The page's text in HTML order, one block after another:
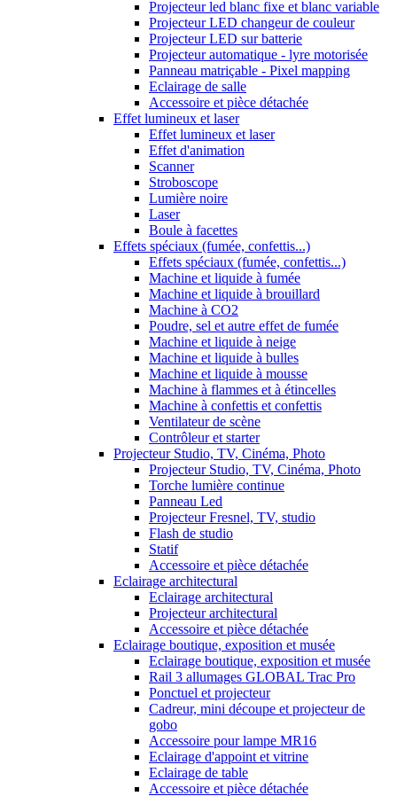
Projecteur led blanc fixe et blanc variable
Projecteur LED changeur de couleur
Projecteur LED sur batterie
Projecteur automatique - lyre motorisée
Panneau matriçable - Pixel mapping
Eclairage de salle
Accessoire et pièce détachée
Effet lumineux et laser
Effet lumineux et laser
Effet d'animation
Scanner
Stroboscope
Lumière noire
Laser
Boule à facettes
Effets spéciaux (fumée, confettis...)
Effets spéciaux (fumée, confettis...)
Machine et liquide à fumée
Machine et liquide à brouillard
Machine à CO2
Poudre, sel et autre effet de fumée
Machine et liquide à neige
Machine et liquide à bulles
Machine et liquide à mousse
Machine à flammes et à étincelles
Machine à confettis et confettis
Ventilateur de scène
Contrôleur et starter
Projecteur Studio, TV, Cinéma, Photo
Projecteur Studio, TV, Cinéma, Photo
Torche lumière continue
Panneau Led
Projecteur Fresnel, TV, studio
Flash de studio
Statif
Accessoire et pièce détachée
Eclairage architectural
Eclairage architectural
Projecteur architectural
Accessoire et pièce détachée
Eclairage boutique, exposition et musée
Eclairage boutique, exposition et musée
Rail 3 allumages GLOBAL Trac Pro
Ponctuel et projecteur
Cadreur, mini découpe et projecteur de
gobo
Accessoire pour lampe MR16
Eclairage d'appoint et vitrine
Eclairage de table
Accessoire et pièce détachée